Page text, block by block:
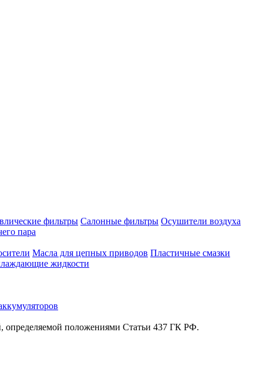
фильтры Салонные фильтры Осушители воздуха
пара
Масла для цепных приводов Пластичные смазки
жидкости
определяемой положениями Статьи 437 ГК РФ.